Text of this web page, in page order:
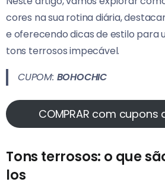
cores na sua rotina diária,
e oferecendo dicas de estilo para
tons terrosos impecável.
CUPOM: BOHOCHIC
COMPRAR com
Tons terrosos: o que
los